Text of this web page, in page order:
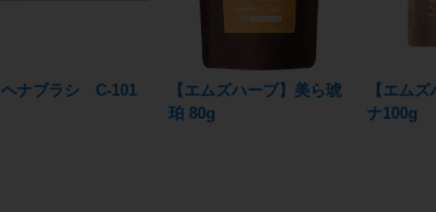
ヘナブラシ C-101
【エムズハーブ】美ら琥
珀 80g
【エム
ナ100g